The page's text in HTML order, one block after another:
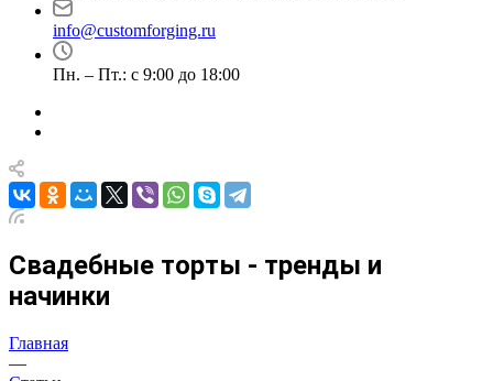
info@customforging.ru
Пн. – Пт.: с 9:00 до 18:00
Свадебные торты - тренды и
начинки
Главная
—